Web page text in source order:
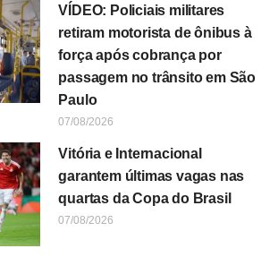
VÍDEO: Policiais militares
retiram motorista de ônibus à
força após cobrança por
passagem no trânsito em São
Paulo
07/08/2026
Vitória e Internacional
garantem últimas vagas nas
quartas da Copa do Brasil
07/08/2026